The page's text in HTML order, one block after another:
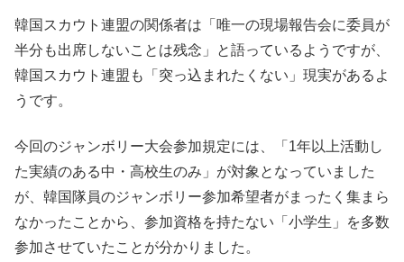
韓国スカウト連盟の関係者は「唯一の現場報告会に委員が
半分も出席しないことは残念」と語っているようですが、
韓国スカウト連盟も「突っ込まれたくない」現実があるよ
うです。
今回のジャンボリー大会参加規定には、「1年以上活動し
た実績のある中・高校生のみ」が対象となっていました
が、韓国隊員のジャンボリー参加希望者がまったく集まら
なかったことから、参加資格を持たない「小学生」を多数
参加させていたことが分かりました。